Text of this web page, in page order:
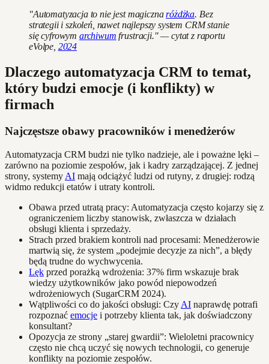
"Automatyzacja to nie jest magicznaróżdżka. Bez
strategii i szkoleń, nawet najlepszy system CRM stanie
się cyfrowym archiwum frustracji." — cytat z raportu
eVolpe, 2024
Dlaczego automatyzacja CRM to temat,
który budzi emocje (i konflikty) w
firmach
Najczęstsze obawy pracowników i menedżerów
Automatyzacja CRM budzi nie tylko nadzieje, ale i poważne lęki –
zarówno na poziomie zespołów, jak i kadry zarządzającej. Z jednej
strony, systemy AI mają odciążyć ludzi od rutyny, z drugiej: rodzą
widmo redukcji etatów i utraty kontroli.
Obawa przed utratą pracy: Automatyzacja często kojarzy się z
ograniczeniem liczby stanowisk, zwłaszcza w działach
obsługi klienta i sprzedaży.
Strach przed brakiem kontroli nad procesami: Menedżerowie
martwią się, że system „podejmie decyzje za nich”, a błędy
będą trudne do wychwycenia.
Lęk przed porażką wdrożenia: 37% firm wskazuje brak
wiedzy użytkowników jako powód niepowodzeń
wdrożeniowych (SugarCRM 2024).
Wątpliwości co do jakości obsługi: Czy AI naprawdę potrafi
rozpoznać emocje i potrzeby klienta tak, jak doświadczony
konsultant?
Opozycja ze strony „starej gwardii”: Wieloletni pracownicy
często nie chcą uczyć się nowych technologii, co generuje
konflikty na poziomie zespołów.